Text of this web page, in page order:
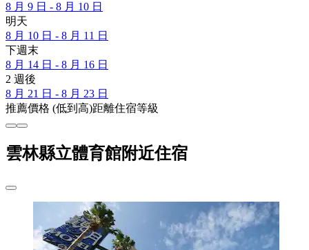
8 月 9 日 - 8 月 10 日
明天
8 月 10 日 - 8 月 11 日
下週末
8 月 14 日 - 8 月 16 日
2 週後
8 月 21 日 - 8 月 23 日
推薦價格 (低到高)距離住宿等級
雲林縣立體育館附近住宿